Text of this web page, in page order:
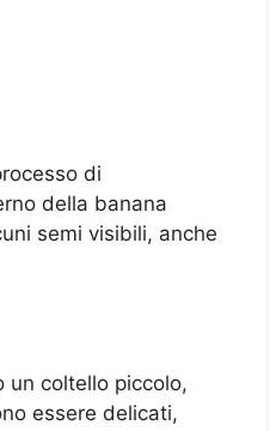
di
della banana
semi visibili, anche
un coltello piccolo,
essere delicati,